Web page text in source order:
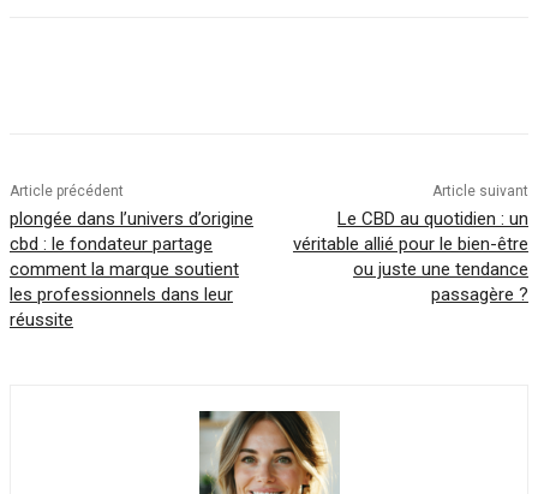
Article précédent
plongée dans l’univers d’origine
cbd : le fondateur partage
comment la marque soutient
les professionnels dans leur
réussite
Article suivant
Le CBD au quotidien : un
véritable allié pour le bien-être
ou juste une tendance
passagère ?